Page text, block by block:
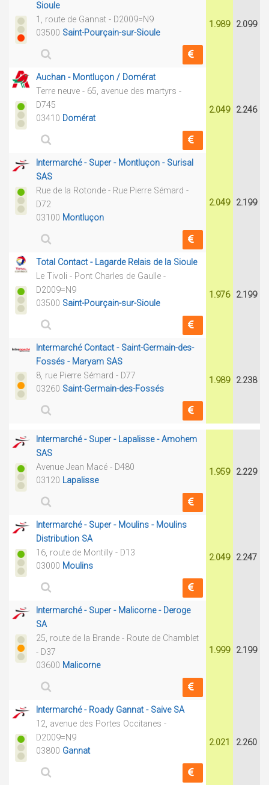
Sioule
1, route de Gannat - D2009=N9
03500 Saint-Pourçain-sur-Sioule
1.989 2.099
Auchan - Montluçon / Domérat
Terre neuve - 65, avenue des martyrs -
D745
03410 Domérat
2.049 2.246
Intermarché - Super - Montluçon - Surisal
SAS
Rue de la Rotonde - Rue Pierre Sémard -
D72
03100 Montluçon
2.049 2.199
Total Contact - Lagarde Relais de la Sioule
Le Tivoli - Pont Charles de Gaulle -
D2009=N9
03500 Saint-Pourçain-sur-Sioule
1.976 2.199
Intermarché Contact - Saint-Germain-des-
Fossés - Maryam SAS
8, rue Pierre Sémard - D77
03260 Saint-Germain-des-Fossés
1.989 2.238
Intermarché - Super - Lapalisse - Amohem
SAS
Avenue Jean Macé - D480
03120 Lapalisse
1.959 2.229
Intermarché - Super - Moulins - Moulins
Distribution SA
16, route de Montilly - D13
03000 Moulins
2.049 2.247
Intermarché - Super - Malicorne - Deroge
SA
25, route de la Brande - Route de Chamblet
- D37
03600 Malicorne
1.999 2.199
Intermarché - Roady Gannat - Saive SA
12, avenue des Portes Occitanes -
D2009=N9
03800 Gannat
2.021 2.260